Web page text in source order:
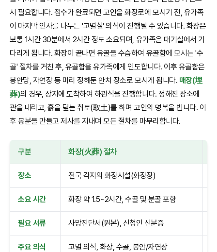
시 필요합니다. 접수가 완료되면 고인을 화장로에 모시기 전, 유가족
이 마지막 인사를 나누는 '고별실' 의식이 진행될 수 있습니다. 화장은
보통 1시간 30분에서 2시간 정도 소요되며, 유가족은 대기실에서 기
다리게 됩니다. 화장이 끝나면 유골을 수습하여 유골함에 모시는 '수
골' 절차를 거친 후, 유골함을 유가족에게 인도합니다. 이후 유골함은
봉안당, 자연장 등 미리 정해둔 안치 장소로 모시게 됩니다. 매장(埋
葬)의 경우, 장지에 도착하여 하관식을 진행합니다. 정해진 장소에
관을 내리고, 흙을 덮는 취토(取土)를 하며 고인의 명복을 빕니다. 이
후 봉분을 만들고 제사를 지내며 모든 절차를 마무리합니다.
구분 화장(火葬) 절차
장소 전국 각지의 화장시설(화장장)
소요 시간 화장 약 1.5~2시간, 수골 및 분골 포함
필요 서류 사망진단서(원본), 신청인 신분증
주요 의식 고별 의식, 화장, 수골, 봉안/자연장